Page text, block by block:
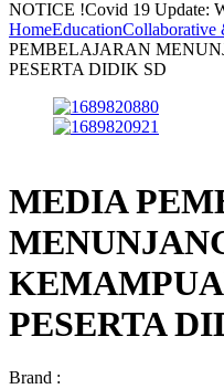
NOTICE !Covid 19 Update:
HomeEducationCollaborative
PEMBELAJARAN
PESERTA DIDIK SD
MEDIA
PESERTA
Brand :